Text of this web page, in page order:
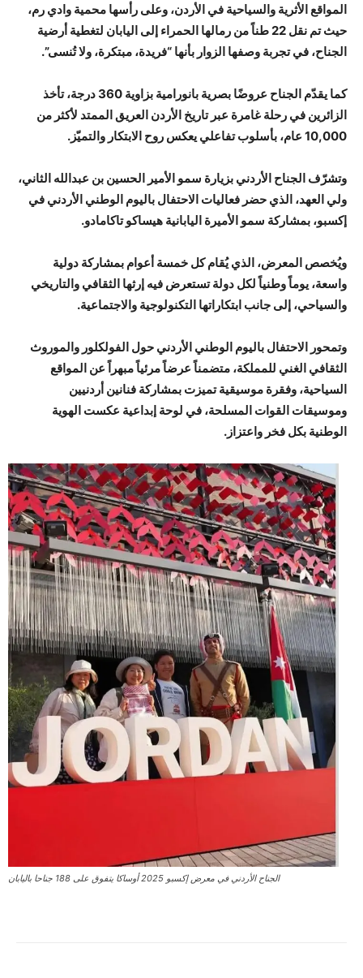
المواقع الأثرية والسياحية في الأردن، وعلى رأسها محمية وادي رم،
حيث تم نقل 22 طناً من رمالها الحمراء إلى اليابان لتغطية أرضية
الجناح، في تجربة وصفها الزوار بأنها “فريدة، مبتكرة، ولا تُنسى”.
كما يقدّم الجناح عروضًا بصرية بانورامية بزاوية 360 درجة، تأخذ
الزائرين في رحلة غامرة عبر تاريخ الأردن العريق الممتد لأكثر من
10,000 عام، بأسلوب تفاعلي يعكس روح الابتكار والتميّز.
وتشرّف الجناح الأردني بزيارة سمو الأمير الحسين بن عبدالله الثاني،
ولي العهد، الذي حضر فعاليات الاحتفال باليوم الوطني الأردني في
إكسبو، بمشاركة سمو الأميرة اليابانية هيساكو تاكامادو.
ويُخصص المعرض، الذي يُقام كل خمسة أعوام بمشاركة دولية
واسعة، يوماً وطنياً لكل دولة تستعرض فيه إرثها الثقافي والتاريخي
والسياحي، إلى جانب ابتكاراتها التكنولوجية والاجتماعية.
وتمحور الاحتفال باليوم الوطني الأردني حول الفولكلور والموروث
الثقافي الغني للمملكة، متضمناً عرضاً مرئياً مبهراً عن المواقع
السياحية، وفقرة موسيقية تميزت بمشاركة فنانين أردنيين
وموسيقات القوات المسلحة، في لوحة إبداعية عكست الهوية
الوطنية بكل فخر واعتزاز.
الجناح الأردني في معرض إكسبو 2025 أوساكا يتفوق على 188 جناحا باليابان